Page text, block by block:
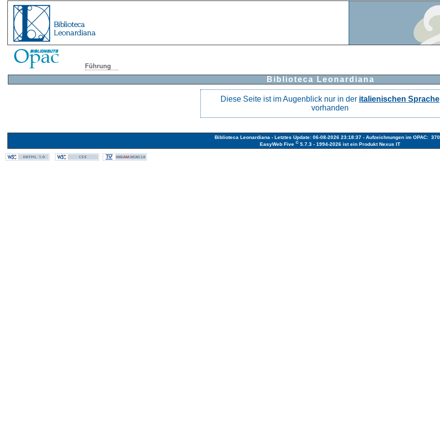
Führung
Biblioteca Leonardiana
Diese Seite ist im Augenblick nur in der italienischen Sprache
vorhanden
Biblioteca Leonardiana - Letztes Update: 06-08-2026 23:18:37 - Aufzeichnungen im OPAC:
EasyWeb Five © 5.7.3 - 1994-2026 ist ein Produkt Nexus IT